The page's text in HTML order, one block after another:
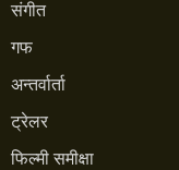
संगीत
गफ
अन्तर्वार्ता
ट्रेलर
फिल्मी समीक्षा